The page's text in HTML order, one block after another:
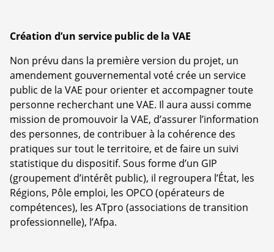
Création d’un service public de la VAE
Non prévu dans la première version du projet, un
amendement gouvernemental voté crée un service
public de la VAE pour orienter et accompagner toute
personne recherchant une VAE. Il aura aussi comme
mission de promouvoir la VAE, d’assurer l’information
des personnes, de contribuer à la cohérence des
pratiques sur tout le territoire, et de faire un suivi
statistique du dispositif. Sous forme d’un GIP
(groupement d’intérêt public), il regroupera l’État, les
Régions, Pôle emploi, les OPCO (opérateurs de
compétences), les ATpro (associations de transition
professionnelle), l’Afpa.